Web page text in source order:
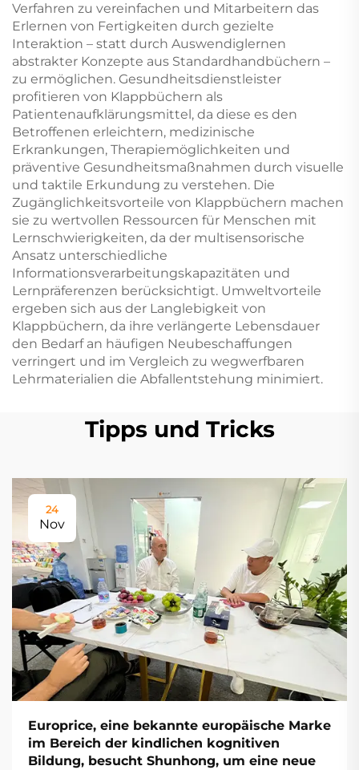
Verfahren zu vereinfachen und Mitarbeitern das
Erlernen von Fertigkeiten durch gezielte
Interaktion – statt durch Auswendiglernen
abstrakter Konzepte aus Standardhandbüchern –
zu ermöglichen. Gesundheitsdienstleister
profitieren von Klappbüchern als
Patientenaufklärungsmittel, da diese es den
Betroffenen erleichtern, medizinische
Erkrankungen, Therapiemöglichkeiten und
präventive Gesundheitsmaßnahmen durch visuelle
und taktile Erkundung zu verstehen. Die
Zugänglichkeitsvorteile von Klappbüchern machen
sie zu wertvollen Ressourcen für Menschen mit
Lernschwierigkeiten, da der multisensorische
Ansatz unterschiedliche
Informationsverarbeitungskapazitäten und
Lernpräferenzen berücksichtigt. Umweltvorteile
ergeben sich aus der Langlebigkeit von
Klappbüchern, da ihre verlängerte Lebensdauer
den Bedarf an häufigen Neubeschaffungen
verringert und im Vergleich zu wegwerfbaren
Lehrmaterialien die Abfallentstehung minimiert.
Tipps und Tricks
24
Nov
Europrice, eine bekannte europäische Marke
im Bereich der kindlichen kognitiven
Bildung, besucht Shunhong, um eine neue